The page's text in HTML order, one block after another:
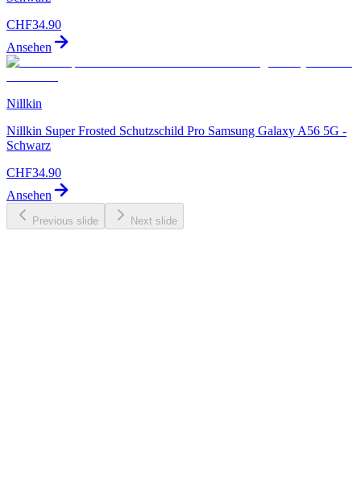
CHF34.90
Ansehen
Nillkin
Nillkin Super Frosted Schutzschild Pro Samsung Galaxy A56 5G -
Schwarz
CHF34.90
Ansehen
Previous slide Next slide